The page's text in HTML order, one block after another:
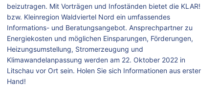
beizutragen. Mit Vorträgen und Infoständen bietet die KLAR!
bzw. Kleinregion Waldviertel Nord ein umfassendes
Informations- und Beratungsangebot. Ansprechpartner zu
Energiekosten und möglichen Einsparungen, Förderungen,
Heizungsumstellung, Stromerzeugung und
Klimawandelanpassung werden am 22. Oktober 2022 in
Litschau vor Ort sein. Holen Sie sich Informationen aus erster
Hand!